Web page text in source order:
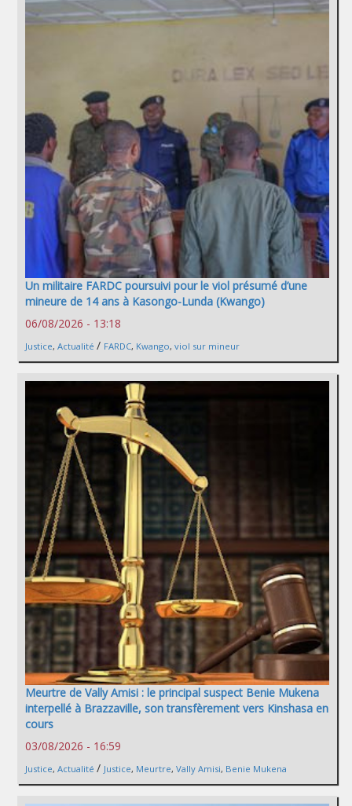
Un militaire FARDC poursuivi pour le viol présumé d’une
mineure de 14 ans à Kasongo-Lunda (Kwango)
06/08/2026 - 13:18
Justice, Actualité / FARDC, Kwango, viol sur mineur
Meurtre de Vally Amisi : le principal suspect Benie Mukena
interpellé à Brazzaville, son transfèrement vers Kinshasa en
cours
03/08/2026 - 16:59
Justice, Actualité / Justice, Meurtre, Vally Amisi, Benie Mukena